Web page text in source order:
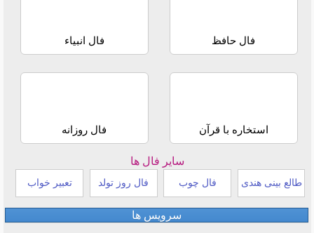
فال حافظ فال انبیاء
استخاره با قرآن فال روزانه
سایر فال ها
طالع بینی هندی فال چوب فال روز تولد تعبیر خواب
سرویس ها